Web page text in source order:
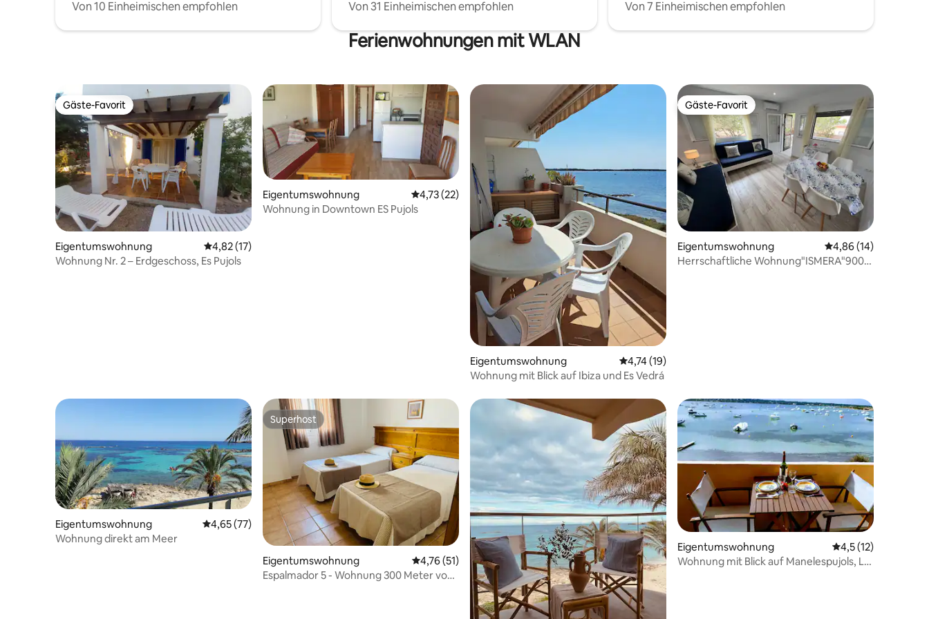
Von 10 Einheimischen empfohlen
Von 31 Einheimischen empfohlen
Von 7 Einheimischen empfohlen
Ferienwohnungen mit WLAN
Gäste-Favorit
Gäste-Favorit
Eigentumswohnung Durchschnittliche Bewertung: 4,82 von 5, 17 Bewertungen
4,82 (17)
Wohnung Nr. 2 – Erdgeschoss, Es Pujols
Eigentumswohnung Durchschnittliche Bewertung: 4,73 von 5, 22 Bewertungen
4,73 (22)
Wohnung in Downtown ES Pujols
Eigentumswohnung Durchschnittliche Bewertung: 4,74 von 5, 19 Bewertungen
4,74 (19)
Wohnung mit Blick auf Ibiza und Es Vedrá
Gäste-Favorit
Gäste-Favorit
Eigentumswohnung Durchschnittliche
4,86 (14)
Herrschaftliche Wohnung"ISMERA"900
Eigentumswohnung Durchschnittliche Bewertung: 4,65 von 5, 77 Bewertungen
4,65 (77)
Wohnung direkt am Meer
Superhost
Superhost
Eigentumswohnung Durchschnittliche Bewertung: 4,76 von 5, 51 Bewertungen
4,76 (51)
Espalmador 5 - Wohnung 300 Meter vom
Eigentumswohnung Durchschnittliche
4,5 (12)
Wohnung mit Blick auf Manelespujols, La